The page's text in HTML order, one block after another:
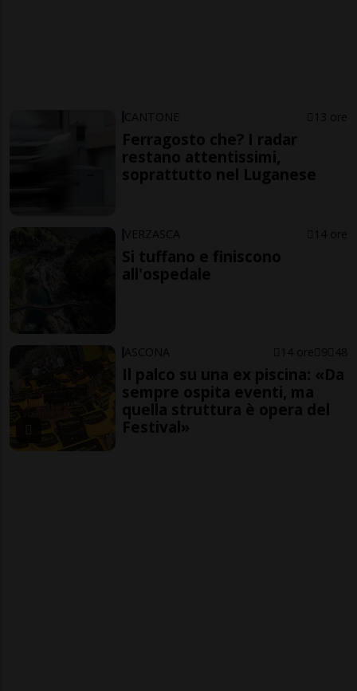
CANTONE 13 ore
Ferragosto che? I radar
restano attentissimi,
soprattutto nel Luganese
VERZASCA 14 ore
Si tuffano e finiscono
all'ospedale
ASCONA 14 ore 9 48
Il palco su una ex piscina: «Da
sempre ospita eventi, ma
quella struttura è opera del
Festival»